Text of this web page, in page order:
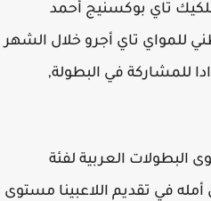
تاي بوكسنيج أحمد
للمواي تاي أجرو خلال الشهر
للمشاركة في البطولة,
العربية لفئة
عن أمله في تقديم اللاعبينا مستوى